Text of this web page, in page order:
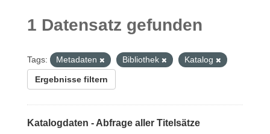
1 Datensatz gefunden
Tags: Metadaten Bibliothek Katalog
Ergebnisse filtern
Katalogdaten - Abfrage aller Titelsätze